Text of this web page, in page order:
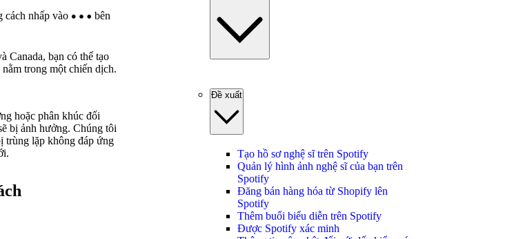
cách nhấp vào
bên
Canada, bạn có thể tạo
trong một chiến dịch.
hoặc phân khúc đối
bị ảnh hưởng. Chúng tôi
trùng lặp không đáp ứng
Đề xuất
Tạo hồ sơ nghệ sĩ trên Spotify
Quản lý hình ảnh nghệ sĩ của bạn trên
Spotify
Đăng bán hàng hóa từ Shopify lên
Spotify
Thêm buổi biểu diễn trên Spotify
Được Spotify xác minh